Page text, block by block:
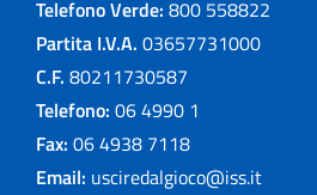
Telefono Verde: 800 558822
Partita I.V.A. 03657731000
C.F. 80211730587
Telefono: 06 4990 1
Fax: 06 4938 7118
Email: usciredalgioco@iss.it